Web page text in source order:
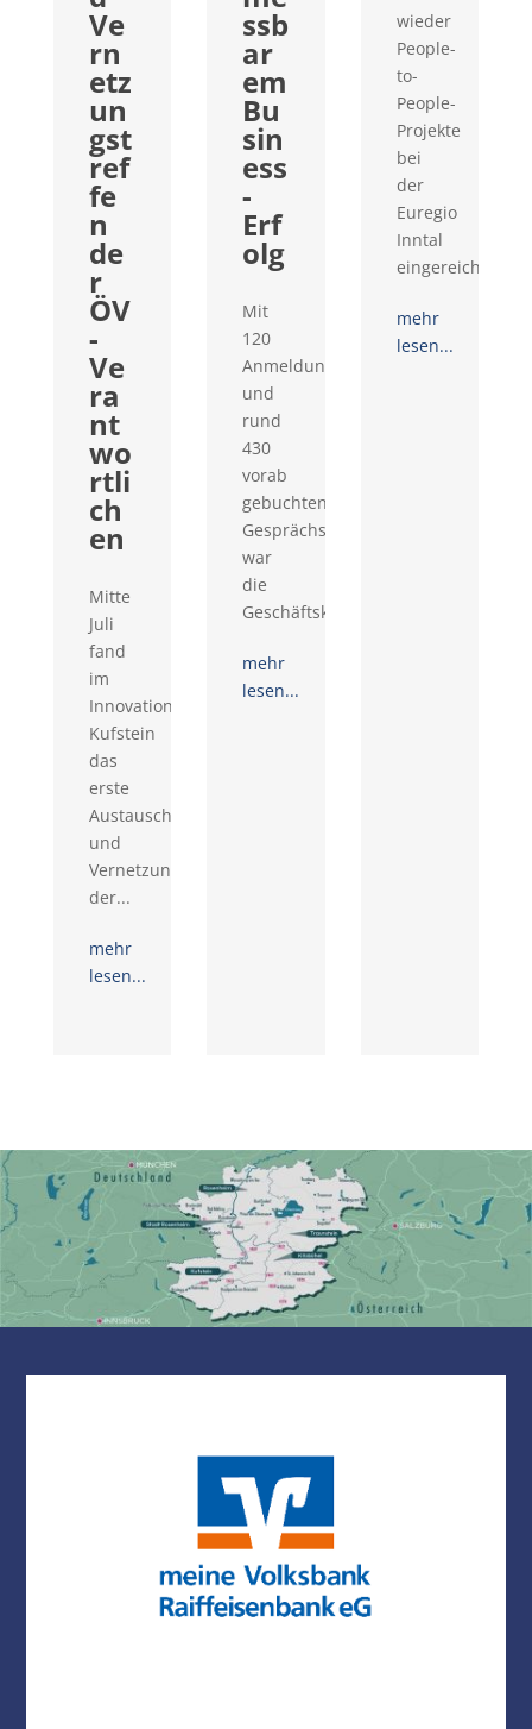
Ve
rn
etz
un
gst
ref
fe
n
de
r
ÖV
-
Ve
ra
nt
wo
rtli
ch
en
Mitte
Juli
fand
im
Innovationsraum
Kufstein
das
erste
Austausch-
und
Vernetzungstreffen
der...
mehr
lesen...
ssb
ar
em
Bu
sin
ess
-
Erf
olg
Mit
120
Anmeldungen
und
rund
430
vorab
gebuchten
Gesprächswünschen
war
die
Geschäftskontaktemesse...
mehr
lesen...
wieder
People-
to-
People-
Projekte
bei
der
Euregio
Inntal
eingereicht...
mehr
lesen...